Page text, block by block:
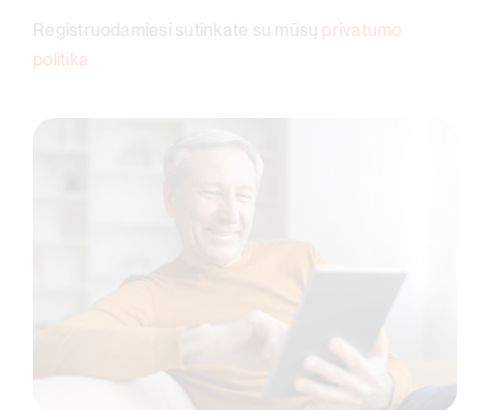
Registruodamiesi sutinkate su mūsų privatumo
politika